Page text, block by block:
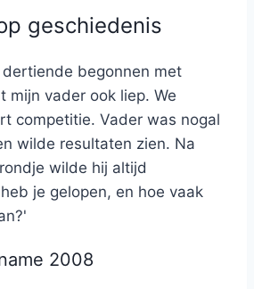
geschiedenis
begonnen met
mijn vader ook liep. We
competitie. Vader was nogal
wilde resultaten zien. Na
wilde hij altijd
je gelopen, en hoe vaak
2008